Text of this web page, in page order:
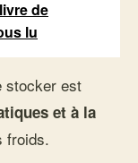
de
lu
stocker est
et à la
froids.